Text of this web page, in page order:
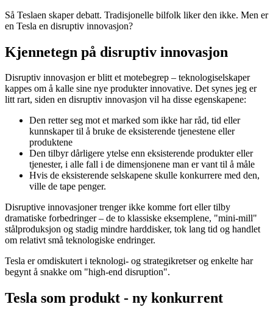
Så Teslaen skaper debatt. Tradisjonelle bilfolk liker den ikke. Men er
en Tesla en disruptiv innovasjon?
Kjennetegn på disruptiv innovasjon
Disruptiv innovasjon er blitt et motebegrep – teknologiselskaper
kappes om å kalle sine nye produkter innovative. Det synes jeg er
litt rart, siden en disruptiv innovasjon vil ha disse egenskapene:
Den retter seg mot et marked som ikke har råd, tid eller
kunnskaper til å bruke de eksisterende tjenestene eller
produktene
Den tilbyr dårligere ytelse enn eksisterende produkter eller
tjenester, i alle fall i de dimensjonene man er vant til å måle
Hvis de eksisterende selskapene skulle konkurrere med den,
ville de tape penger.
Disruptive innovasjoner trenger ikke komme fort eller tilby
dramatiske forbedringer – de to klassiske eksemplene, "mini-mill"
stålproduksjon og stadig mindre harddisker, tok lang tid og handlet
om relativt små teknologiske endringer.
Tesla er omdiskutert i teknologi- og strategikretser og enkelte har
begynt å snakke om "high-end disruption".
Tesla som produkt - ny konkurrent